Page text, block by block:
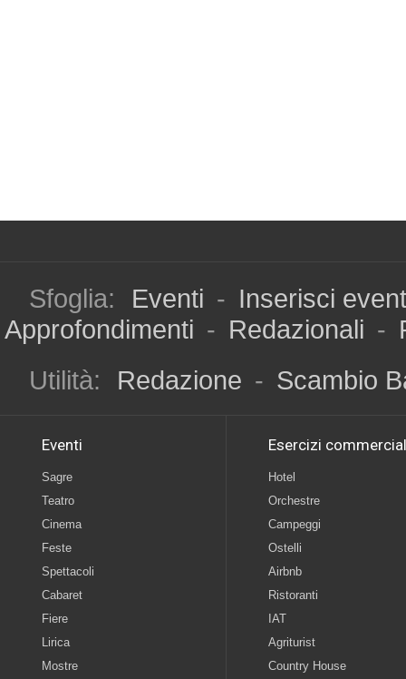
Sfoglia: Eventi - Inserisci
Approfondimenti - Redazionali -
Utilità:
Redazione - Scambio
Eventi
Sagre
Teatro
Cinema
Feste
Spettacoli
Cabaret
Fiere
Lirica
Mostre
Esercizi
Hotel
Orchestre
Campeggi
Ostelli
Airbnb
Ristoranti
IAT
Agriturist
Country House